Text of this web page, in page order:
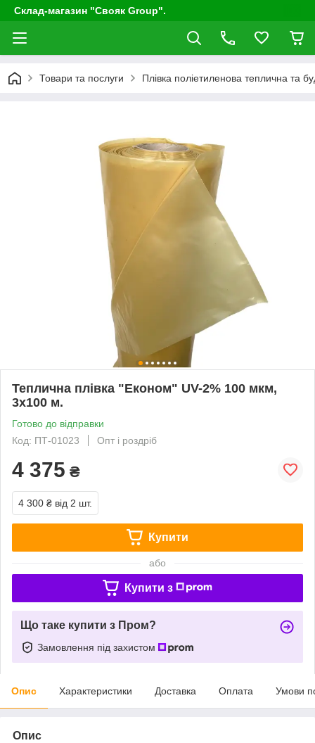
Склад-магазин "Свояк Group".
Товари та послуги Плівка поліетиленова теплична та
Теплична плівка "Економ" UV-2% 100 мкм,
3х100 м.
Готово до відправки
Код: ПТ-01023
Опт і роздріб
4 375 ₴
4 300 ₴ від 2 шт.
Купити
або
Купити з
Що таке купити з Пром?
Замовлення під захистом
Опис Характеристики Доставка Оплата Умови
Опис